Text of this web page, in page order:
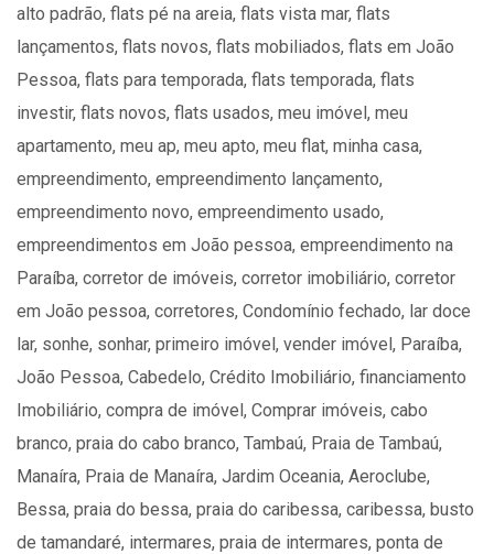
alto padrão, flats pé na areia, flats vista mar, flats
lançamentos, flats novos, flats mobiliados, flats em João
Pessoa, flats para temporada, flats temporada, flats
investir, flats novos, flats usados, meu imóvel, meu
apartamento, meu ap, meu apto, meu flat, minha casa,
empreendimento, empreendimento lançamento,
empreendimento novo, empreendimento usado,
empreendimentos em João pessoa, empreendimento na
Paraíba, corretor de imóveis, corretor imobiliário, corretor
em João pessoa, corretores, Condomínio fechado, lar doce
lar, sonhe, sonhar, primeiro imóvel, vender imóvel, Paraíba,
João Pessoa, Cabedelo, Crédito Imobiliário, financiamento
Imobiliário, compra de imóvel, Comprar imóveis, cabo
branco, praia do cabo branco, Tambaú, Praia de Tambaú,
Manaíra, Praia de Manaíra, Jardim Oceania, Aeroclube,
Bessa, praia do bessa, praia do caribessa, caribessa, busto
de tamandaré, intermares, praia de intermares, ponta de